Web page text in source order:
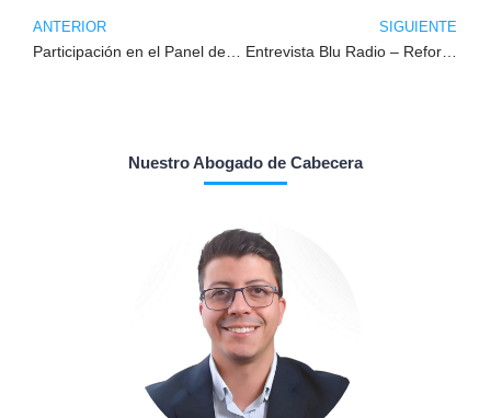
ANTERIOR SIGUIENTE
Entrevista Blu Radio – Reforma Pensional
Nuestro Abogado de Cabecera